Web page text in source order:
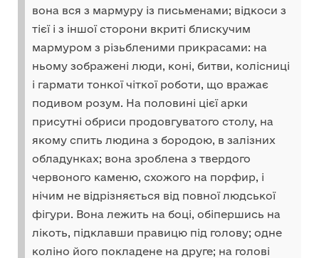
вона вся з мармуру із письменами; відкоси з
тієї і з іншої сторони вкриті блискучим
мармуром з різьбленими прикрасами: на
ньому зображені люди, коні, битви, колісниці
і гармати тонкої чіткої роботи, що вражає
подивом розум. На половині цієї арки
присутні обриси продовгуватого столу, на
якому спить людина з бородою, в залізних
обладунках; вона зроблена з твердого
червоного каменю, схожого на порфир, і
нічим не відрізняється від повної людської
фігури. Вона лежить на боці, обіпершись на
лікоть, підклавши правицю під голову; одне
коліно його покладене на друге; на голові